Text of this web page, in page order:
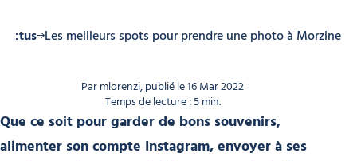
Actus Les meilleurs spots pour prendre une photo à Morzine
Par mlorenzi, publié le 16 Mar 2022
Temps de lecture : 5 min.
Que ce soit pour garder de bons souvenirs,
alimenter son compte Instagram, envoyer à ses